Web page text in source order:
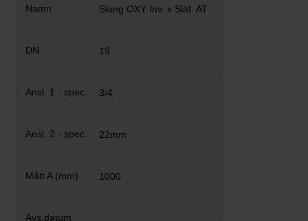
Slang OXY Inv. x Slät. AT
19
3/4
22mm
1000